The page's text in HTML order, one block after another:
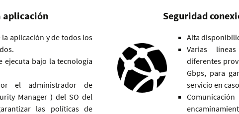
aplicación
aplicación y de todos los
ejecuta bajo la tecnología
el administrador de
Manager ) del SO del
las políticas de
Seguridad
Alta
Varias
diferentes
Gbps, para
servicio en